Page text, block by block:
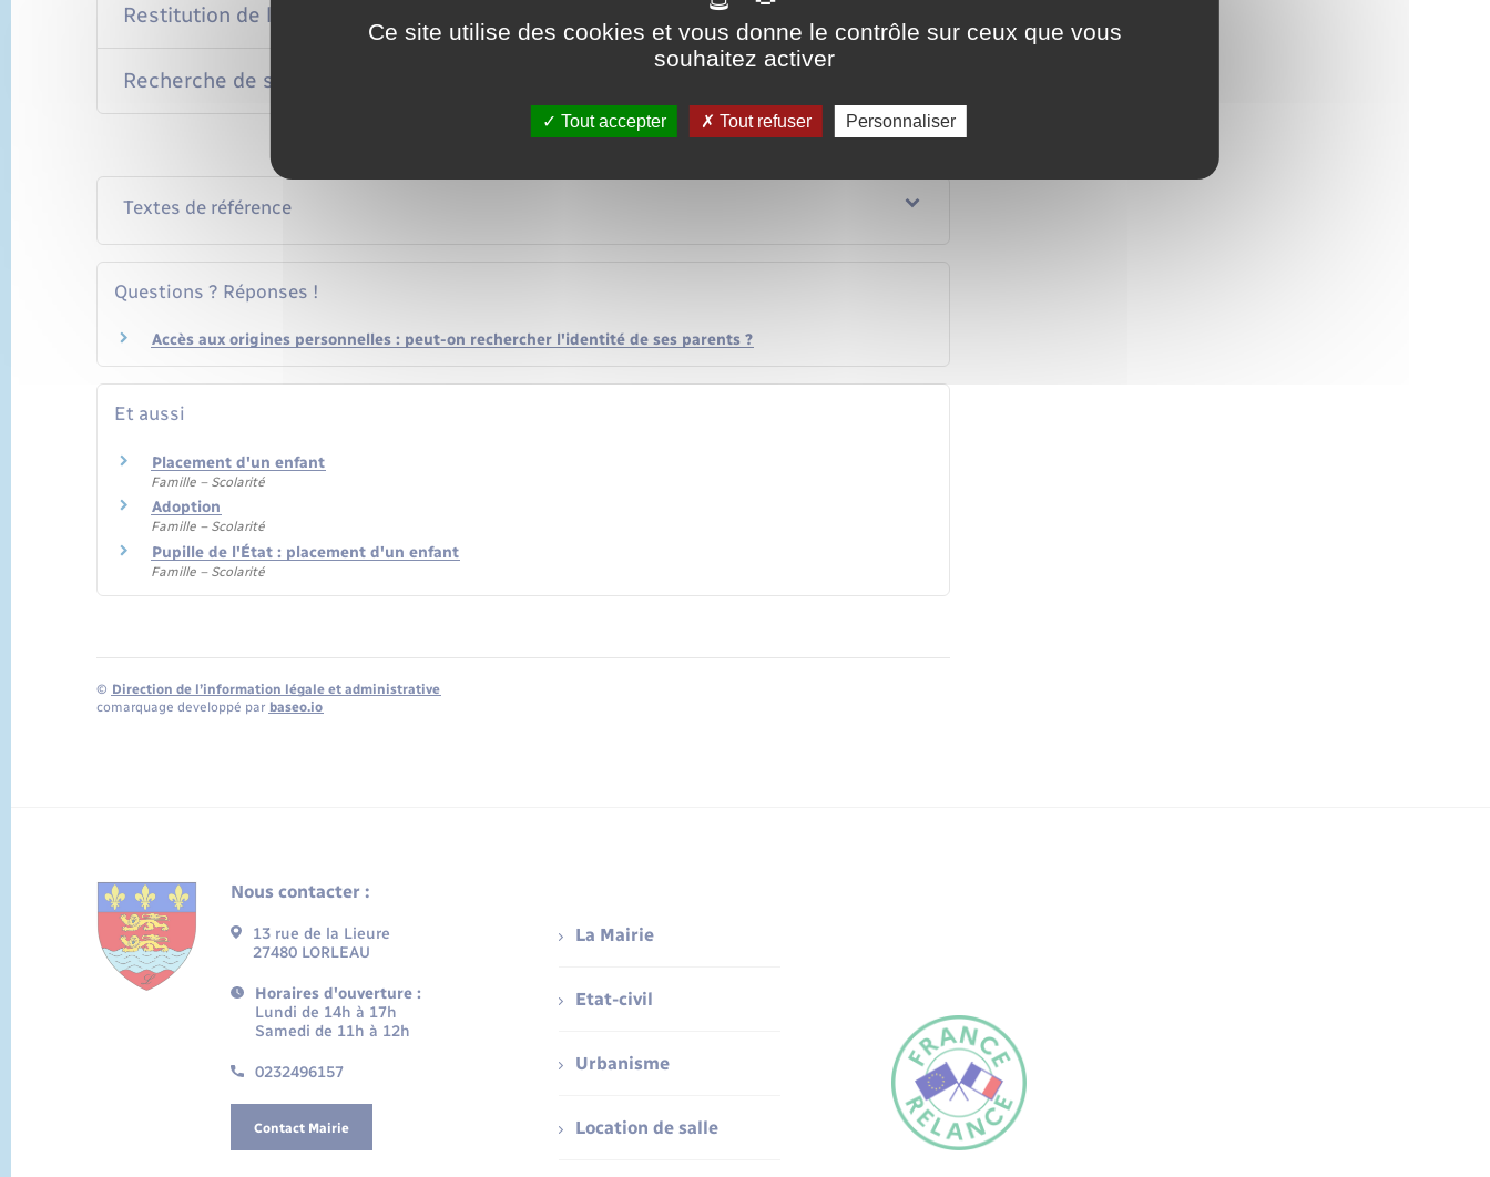
Restitution de l'enfant
Recherche de ses origines par l'enfant
Textes de référence
Questions ? Réponses !
Accès aux origines personnelles : peut-on rechercher l'identité de ses parents ?
Et aussi
Placement d'un enfant
Famille – Scolarité
Adoption
Famille – Scolarité
Pupille de l'État : placement d'un enfant
Famille – Scolarité
© Direction de l’information légale et administrative
comarquage developpé par baseo.io
Nous contacter :
13 rue de la Lieure
27480 LORLEAU
Horaires d'ouverture :
Lundi de 14h à 17h
Samedi de 11h à 12h
0232496157
Contact Mairie
La Mairie
Etat-civil
Urbanisme
Location de salle
Ce site utilise des cookies et vous donne le contrôle sur ceux que vous
souhaitez activer
Tout accepter Tout refuser Personnaliser